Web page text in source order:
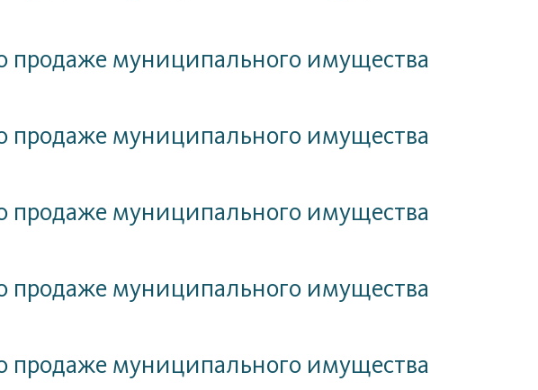
муниципального имущества
муниципального имущества
муниципального имущества
муниципального имущества
муниципального имущества